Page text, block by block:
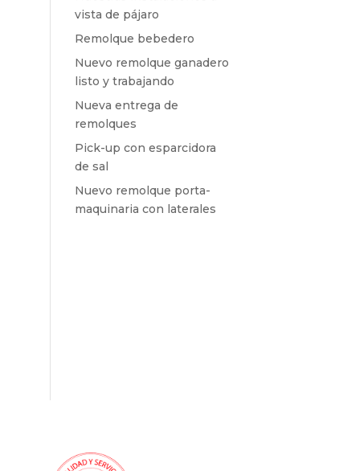
vista de pájaro
Remolque bebedero
Nuevo remolque ganadero
listo y trabajando
Nueva entrega de
remolques
Pick-up con esparcidora
de sal
Nuevo remolque porta-
maquinaria con laterales